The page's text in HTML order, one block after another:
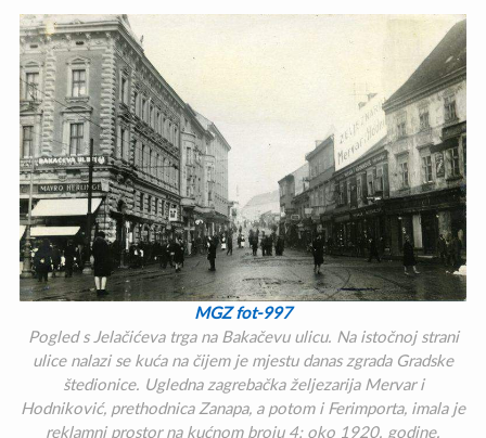
MGZ fot-997
Pogled s Jelačićeva trga na Bakačevu ulicu. Na istočnoj strani
ulice nalazi se kuća na čijem je mjestu danas zgrada Gradske
štedionice. Ugledna zagrebačka željezarija Mervar i
Hodniković, prethodnica Zanapa, a potom i Ferimporta, imala je
reklamni prostor na kućnom broju 4; oko 1920. godine.